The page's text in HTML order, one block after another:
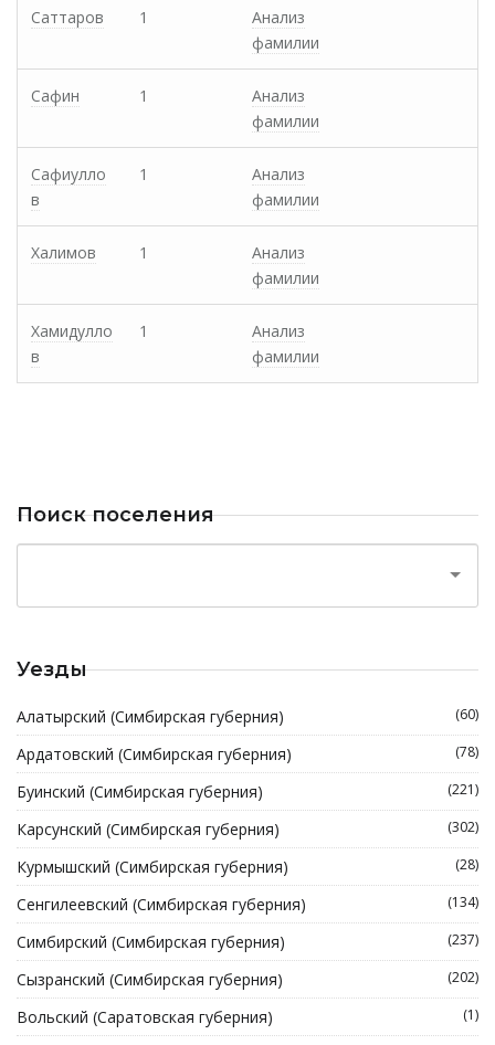
Саттаров 1
Анализ
фамилии
Сафин 1
Анализ
фамилии
Сафиулло
в
1
Анализ
фамилии
Халимов 1
Анализ
фамилии
Хамидулло
в
1
Анализ
фамилии
Поиск поселения
Уезды
Алатырский (Симбирская губерния) (60)
Ардатовский (Симбирская губерния) (78)
Буинский (Симбирская губерния) (221)
Карсунский (Симбирская губерния) (302)
Курмышский (Симбирская губерния) (28)
Сенгилеевский (Симбирская губерния) (134)
Симбирский (Симбирская губерния) (237)
Сызранский (Симбирская губерния) (202)
Вольский (Саратовская губерния) (1)